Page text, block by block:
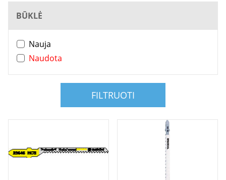
BŪKLĖ
Nauja
Naudota
FILTRUOTI